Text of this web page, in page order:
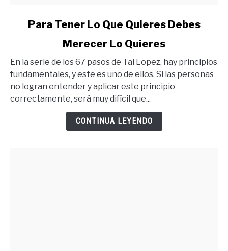
Tener
Lo
Que
Quieres
Para Tener Lo Que Quieres Debes
Merecer Lo Quieres
En la serie de los 67 pasos de Tai Lopez, hay principios
fundamentales, y este es uno de ellos. Si las personas
no logran entender y aplicar este principio
correctamente, será muy difícil que...
CONTINUA LEYENDO